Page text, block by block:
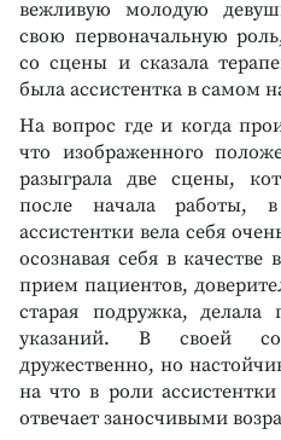
вежливую молодую
свою первоначальную
со сцены и сказала
была ассистентка в самом
На вопрос где и когда
что изображенного
разыграла две сцены,
после начала работы,
ассистентки вела себя
осознавая себя в качестве
прием пациентов,
старая подружка, делала
указаний. В своей
дружественно, но
на что в роли
отвечает заносчивыми